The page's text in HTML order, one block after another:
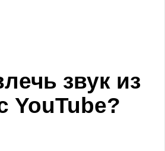
звук из
YouTube?